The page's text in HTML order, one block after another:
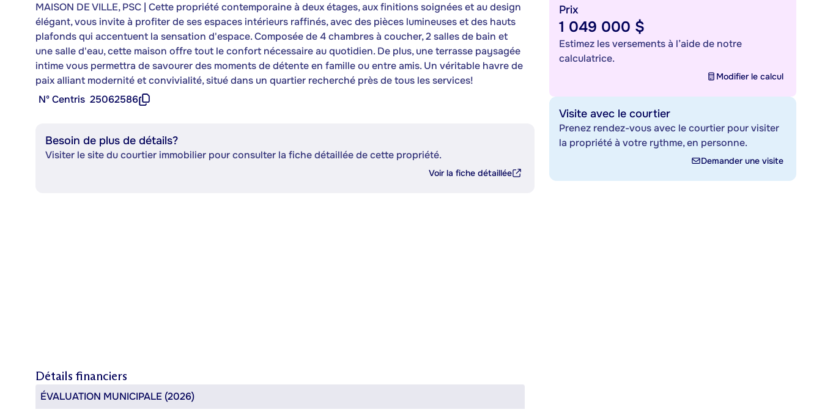
MAISON DE VILLE, PSC | Cette propriété contemporaine à deux étages, aux finitions soignées et au design
élégant, vous invite à profiter de ses espaces intérieurs raffinés, avec des pièces lumineuses et des hauts
plafonds qui accentuent la sensation d'espace. Composée de 4 chambres à coucher, 2 salles de bain et
une salle d'eau, cette maison offre tout le confort nécessaire au quotidien. De plus, une terrasse paysagée
intime vous permettra de savourer des moments de détente en famille ou entre amis. Un véritable havre de
paix alliant modernité et convivialité, situé dans un quartier recherché près de tous les services!
Nº Centris 25062586
Besoin de plus de détails?
Visiter le site du courtier immobilier pour consulter la fiche détaillée de cette propriété.
Voir la fiche détaillée
Détails financiers
ÉVALUATION MUNICIPALE (2026)
Prix
1 049 000 $
Estimez les versements à l’aide de notre
calculatrice.
Modifier le calcul
Visite avec le courtier
Prenez rendez-vous avec le courtier pour visiter
la propriété à votre rythme, en personne.
Demander une visite